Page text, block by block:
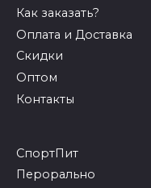
Как заказать?
Оплата и Доставка
Скидки
Оптом
Контакты
СпортПит
Перорально